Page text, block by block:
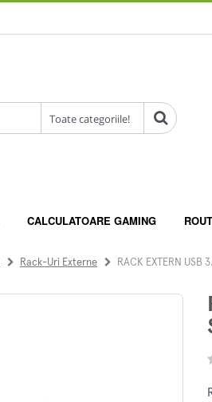
CALCULATOARE GAMING
Rack-Uri Externe RACK EXTERN USB